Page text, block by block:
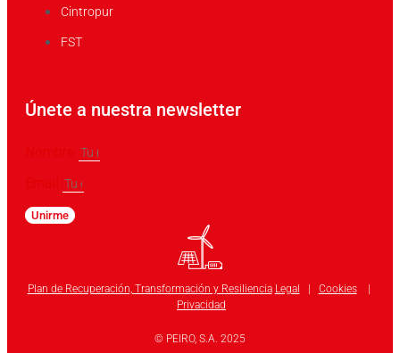
Cintropur
FST
Únete a nuestra newsletter
Unirme
Plan de Recuperación, Transformación y Resiliencia Legal Cookies|
Privacidad
© PEIRO, S.A. 2025